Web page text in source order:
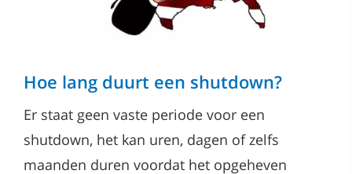
Hoe lang duurt een shutdown?
Er staat geen vaste periode voor een
shutdown, het kan uren, dagen of zelfs
maanden duren voordat het opgeheven